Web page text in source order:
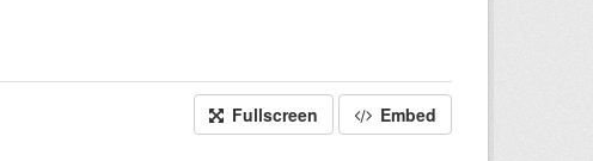
Fullscreen Embed